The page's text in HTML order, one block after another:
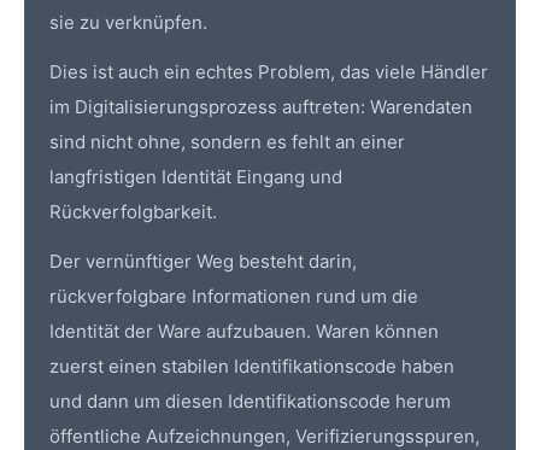
sie zu verknüpfen.
Dies ist auch ein echtes Problem, das viele Händler
im Digitalisierungsprozess auftreten: Warendaten
sind nicht ohne, sondern es fehlt an einer
langfristigen Identität Eingang und
Rückverfolgbarkeit.
Der vernünftiger Weg besteht darin,
rückverfolgbare Informationen rund um die
Identität der Ware aufzubauen. Waren können
zuerst einen stabilen Identifikationscode haben
und dann um diesen Identifikationscode herum
öffentliche Aufzeichnungen, Verifizierungsspuren,